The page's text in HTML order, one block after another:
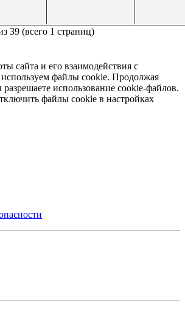
39 (всего 1 страниц)
сайта и его взаимодействия с
файлы cookie. Продолжая
использование cookie-файлов.
файлы cookie в настройках